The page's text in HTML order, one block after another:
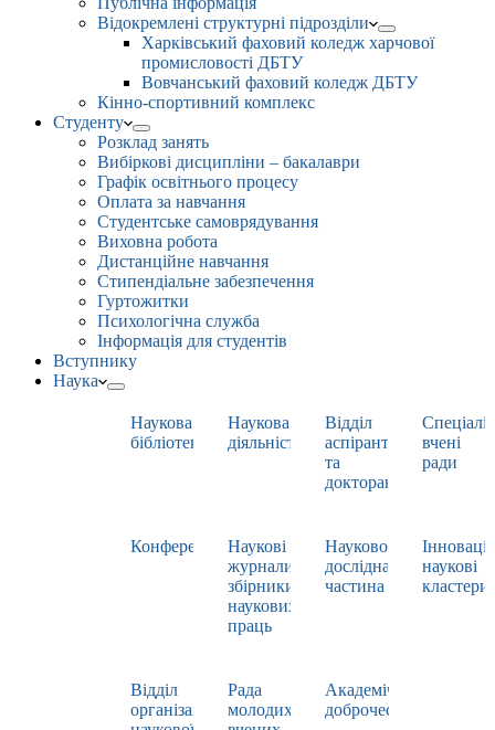
Відокремлені структурні підрозділи
Харківський фаховий коледж харчової
промисловості ДБТУ
Вовчанський фаховий коледж ДБТУ
Кінно-спортивний комплекс
Студенту
Розклад занять
Вибіркові дисципліни – бакалаври
Графік освітнього процесу
Оплата за навчання
Студентське самоврядування
Виховна робота
Дистанційне навчання
Стипендіальне забезпечення
Гуртожитки
Психологічна служба
Інформація для студентів
Вступнику
Наука
Наукова
бібліотека
Наукова
діяльність
Відділ
аспірантури
та
докторантури
вчені
ради
Конференції
Наукові
журнали,
збірники
наукових
праць
Науково-
дослідна
частина
наукові
кластери
Відділ
організації
Рада
молодих
Академічна
доброчесність